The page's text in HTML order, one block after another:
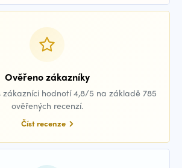
Ověřeno zákazníky
zákazníci hodnotí 4,8/5 na základě 785
ověřených recenzí.
Číst recenze